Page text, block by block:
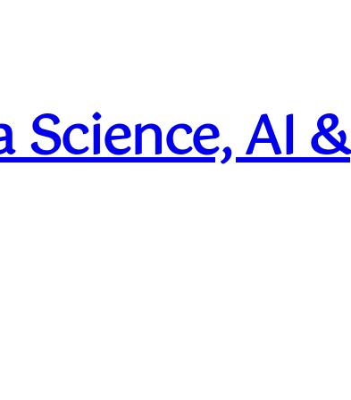
Science, AI &